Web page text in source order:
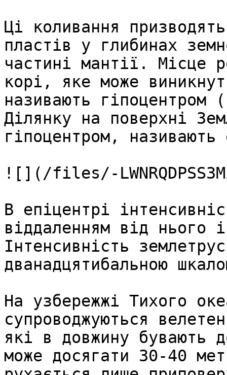
Ці коливання
пластів у глибинах
частині мантії. Місце
корі, яке може
називають гіпоцентром
Ділянку на поверхні
гіпоцентром,
![](/files/-
В епіцентрі
віддаленням від нього
Інтенсивність
дванадцятибальною
На узбережжі Тихого
супроводжуються
які в довжину бувають
може досягати 30-40